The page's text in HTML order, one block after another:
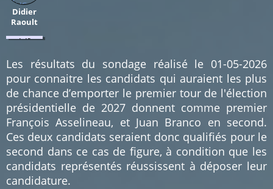
Didier
Raoult
1.45
Les résultats du sondage réalisé le 01-05-2026
pour connaitre les candidats qui auraient les plus
de chance d’emporter le premier tour de l'élection
présidentielle de 2027 donnent comme premier
François Asselineau, et Juan Branco en second.
Ces deux candidats seraient donc qualifiés pour le
second dans ce cas de figure, à condition que les
candidats représentés réussissent à déposer leur
candidature.